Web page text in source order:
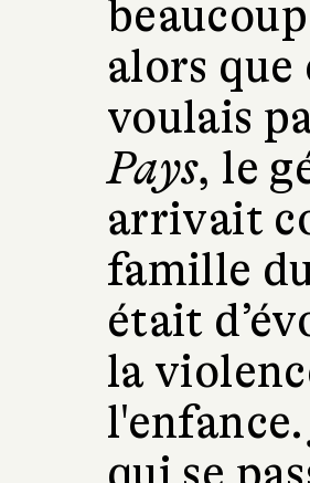
alors
voulais
Pays, le
arrivait
famille
était
la
l'enfance.